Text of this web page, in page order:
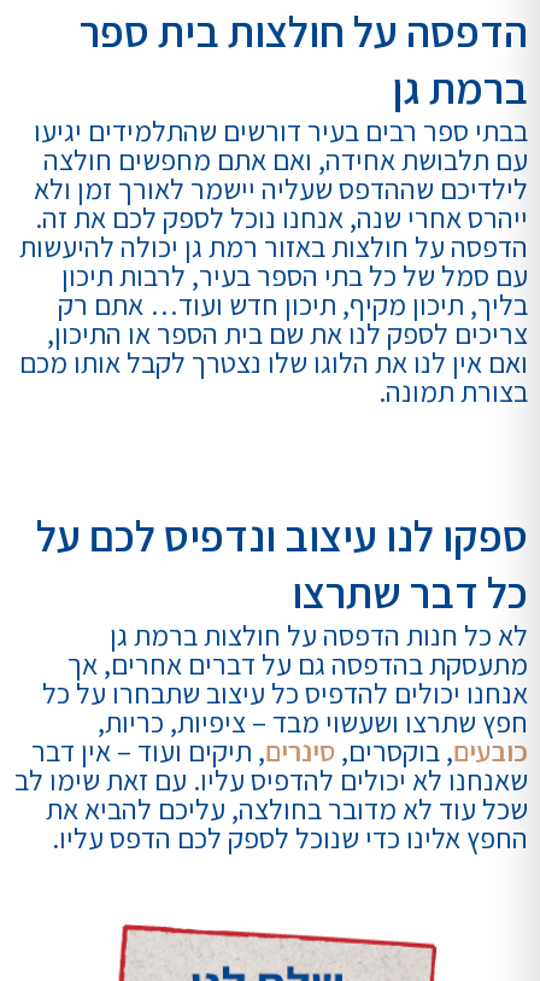
הדפסה על חולצות בית ספר
ברמת גן
בבתי ספר רבים בעיר דורשים שהתלמידים יגיעו
עם תלבושת אחידה, ואם אתם מחפשים חולצה
לילדיכם שההדפס שעליה יישמר לאורך זמן ולא
ייהרס אחרי שנה, אנחנו נוכל לספק לכם את זה.
הדפסה על חולצות באזור רמת גן יכולה להיעשות
עם סמל של כל בתי הספר בעיר, לרבות תיכון
בליך, תיכון מקיף, תיכון חדש ועוד… אתם רק
צריכים לספק לנו את שם בית הספר או התיכון,
ואם אין לנו את הלוגו שלו נצטרך לקבל אותו מכם
בצורת תמונה.
ספקו לנו עיצוב ונדפיס לכם על
כל דבר שתרצו
לא כל חנות הדפסה על חולצות ברמת גן
מתעסקת בהדפסה גם על דברים אחרים, אך
אנחנו יכולים להדפיס כל עיצוב שתבחרו על כל
חפץ שתרצו ושעשוי מבד – ציפיות, כריות,
כובעים, בוקסרים, סינרים, תיקים ועוד – אין דבר
שאנחנו לא יכולים להדפיס עליו. עם זאת שימו לב
שכל עוד לא מדובר בחולצה, עליכם להביא את
החפץ אלינו כדי שנוכל לספק לכם הדפס עליו.